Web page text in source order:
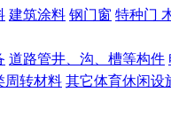
建筑涂料 钢门窗 特种门
道路管井、沟、槽等构件
周转材料 其它体育休闲设